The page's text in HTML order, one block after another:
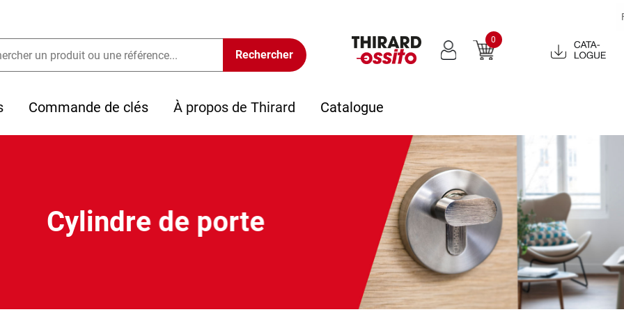
0
Catalogue
2022
Commande de clés À propos de Thirard Catalogue
Cylindre de porte